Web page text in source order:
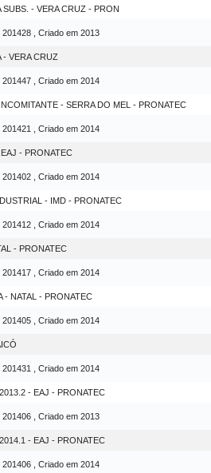
- VERA CRUZ - PRON
, Criado em 2013
- VERA CRUZ
, Criado em 2014
- SERRA DO MEL - PRONATEC
, Criado em 2014
- PRONATEC
, Criado em 2014
- IMD - PRONATEC
, Criado em 2014
- PRONATEC
, Criado em 2014
- NATAL - PRONATEC
, Criado em 2014
, Criado em 2014
- EAJ - PRONATEC
, Criado em 2013
- EAJ - PRONATEC
, Criado em 2014